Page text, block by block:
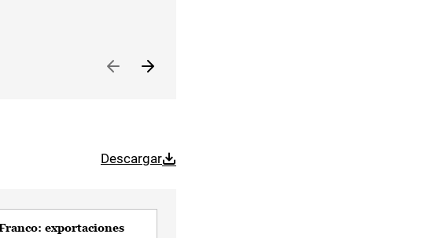
Descargar
exportaciones